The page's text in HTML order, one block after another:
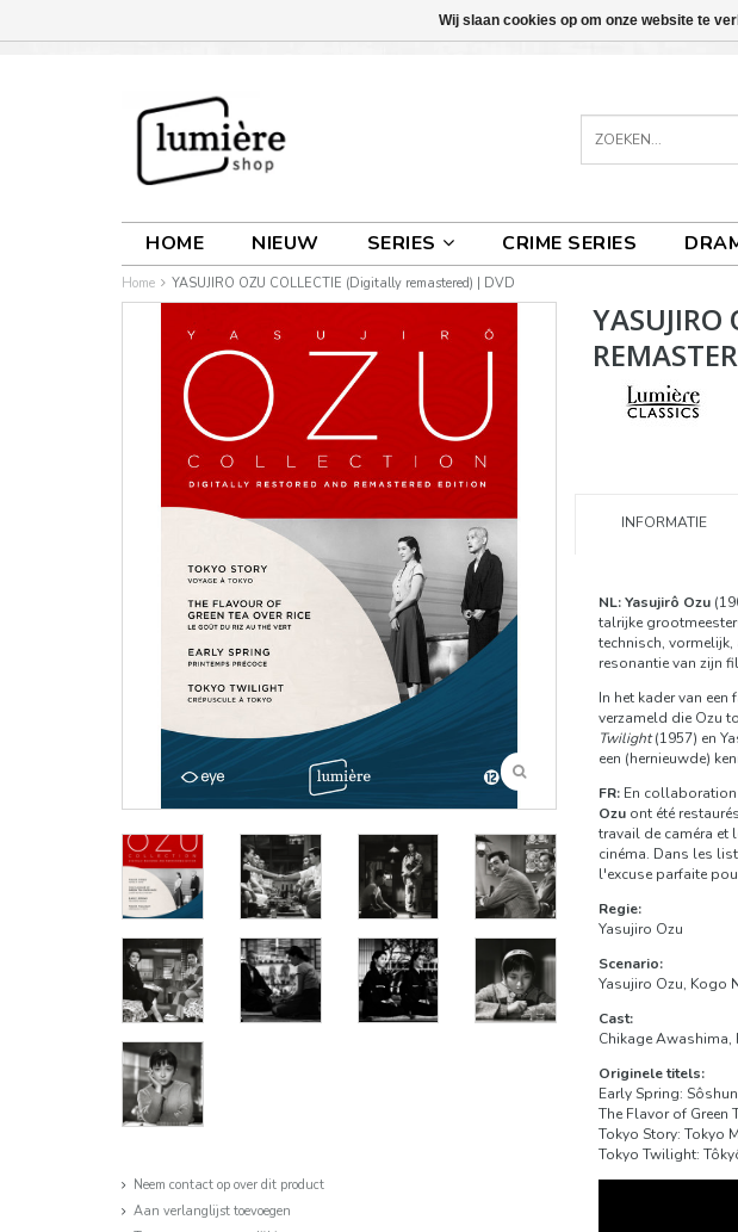
HOME NIEUW SERIES CRIME SERIES
Home YASUJIRO OZU COLLECTIE (Digitally remastered) | DVD
Neem contact op over dit product
Aan verlanglijst toevoegen
YASUJIRO
INFORMATIE
NL:Yasujirô Ozu
talrijke
technisch,
resonantie van zijn
In het kader van
verzameld die Ozu
Twilight(1957) en
een (hernieuwde)
FR: En collaboration
Ozu ont été
travail de caméra et
cinéma. Dans les
l'excuse parfaite
Regie:
Yasujiro Ozu
Scenario:
Yasujiro Ozu, Kogo
Cast:
Chikage Awashima,
Originele titels:
Early Spring: Sôshun
The Flavor of Green
Tokyo Story: Tokyo
Tokyo Twilight:
Wij slaan cookies op om onze website te